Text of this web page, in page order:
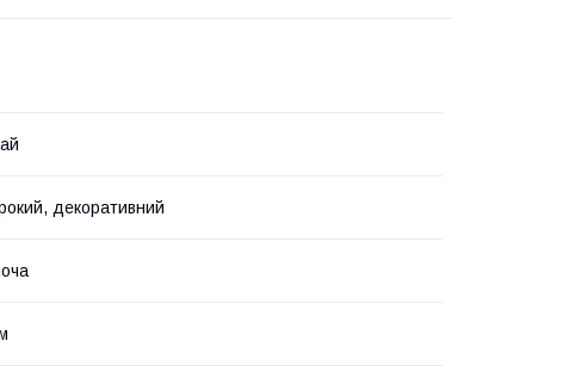
декоративний